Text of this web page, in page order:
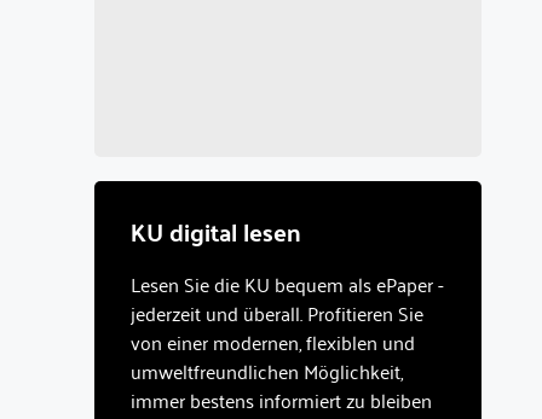
KU digital lesen
Lesen Sie die KU bequem als ePaper -
jederzeit und überall. Profitieren Sie
von einer modernen, flexiblen und
umweltfreundlichen Möglichkeit,
immer bestens informiert zu bleiben